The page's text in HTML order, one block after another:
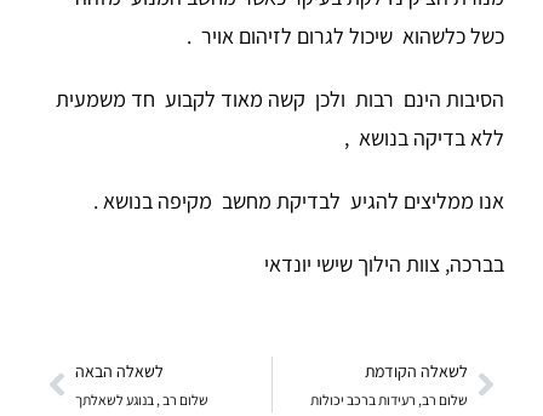
כשל כלשהוא שיכול לגרום לזיהום אויר .
הסיבות הינם רבות ולכן קשה מאוד לקבוע חד משמעית
ללא בדיקה בנושא ,
אנו ממליצים להגיע לבדיקת מחשב מקיפה בנושא .
בברכה, צוות הילוך שישי יונדאי
לשאלה הקודמת
שלום רב, רעידות ברכב יכולות
לשאלה הבאה
שלום רב , בנוגע לשאלתך